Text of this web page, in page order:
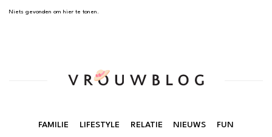
Niets gevonden om hier te tonen.
FAMILIE LIFESTYLE RELATIE NIEUWS
FUN